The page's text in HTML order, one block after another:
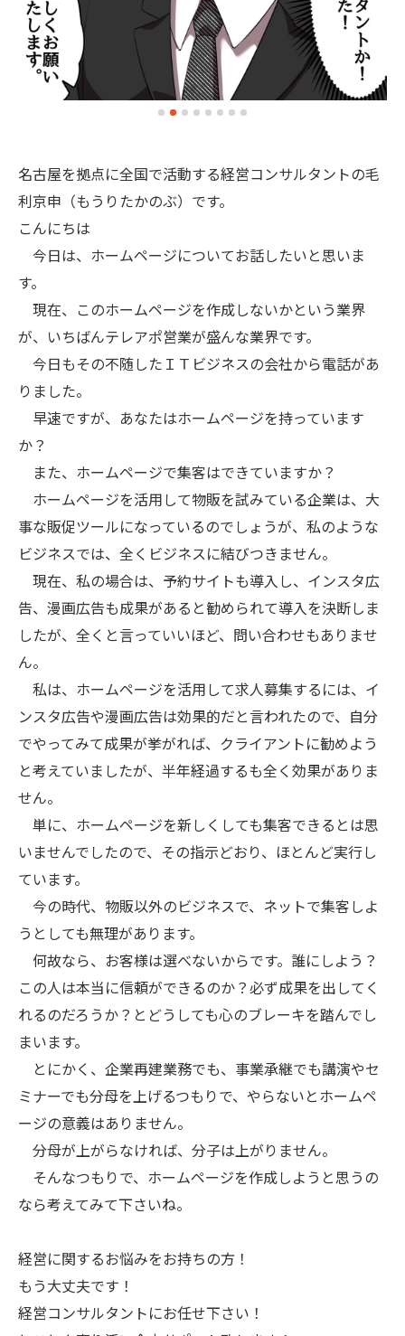
名古屋を拠点に全国で活動する経営コンサルタントの毛
利京申（もうりたかのぶ）です。
こんにちは
今日は、ホームページについてお話したいと思いま
す。
現在、このホームページを作成しないかという業界
が、いちばんテレアポ営業が盛んな業界です。
今日もその不随したＩＴビジネスの会社から電話があ
りました。
早速ですが、あなたはホームページを持っています
か？
また、ホームページで集客はできていますか？
ホームページを活用して物販を試みている企業は、大
事な販促ツールになっているのでしょうが、私のような
ビジネスでは、全くビジネスに結びつきません。
現在、私の場合は、予約サイトも導入し、インスタ広
告、漫画広告も成果があると勧められて導入を決断しま
したが、全くと言っていいほど、問い合わせもありませ
ん。
私は、ホームページを活用して求人募集するには、イ
ンスタ広告や漫画広告は効果的だと言われたので、自分
でやってみて成果が挙がれば、クライアントに勧めよう
と考えていましたが、半年経過するも全く効果がありま
せん。
単に、ホームページを新しくしても集客できるとは思
いませんでしたので、その指示どおり、ほとんど実行し
ています。
今の時代、物販以外のビジネスで、ネットで集客しよ
うとしても無理があります。
何故なら、お客様は選べないからです。誰にしよう？
この人は本当に信頼ができるのか？必ず成果を出してく
れるのだろうか？とどうしても心のブレーキを踏んでし
まいます。
とにかく、企業再建業務でも、事業承継でも講演やセ
ミナーでも分母を上げるつもりで、やらないとホームペ
ージの意義はありません。
分母が上がらなければ、分子は上がりません。
そんなつもりで、ホームページを作成しようと思うの
なら考えてみて下さいね。
経営に関するお悩みをお持ちの方！
もう大丈夫です！
経営コンサルタントにお任せ下さい！